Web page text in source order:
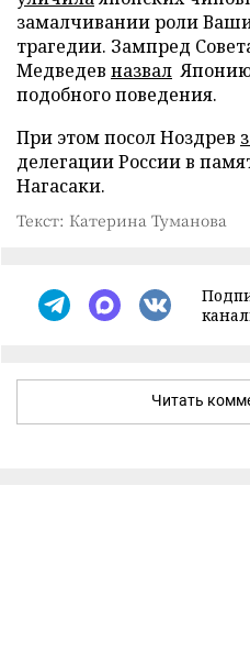
замалчивании роли
трагедии. Зампред
Медведев назвал Японию
подобного поведения.
При этом посол Ноздрев
делегации России в
Нагасаки.
Текст: Катерина Туманова
Читать